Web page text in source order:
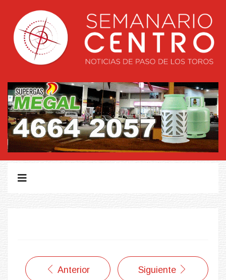
Anterior Siguiente